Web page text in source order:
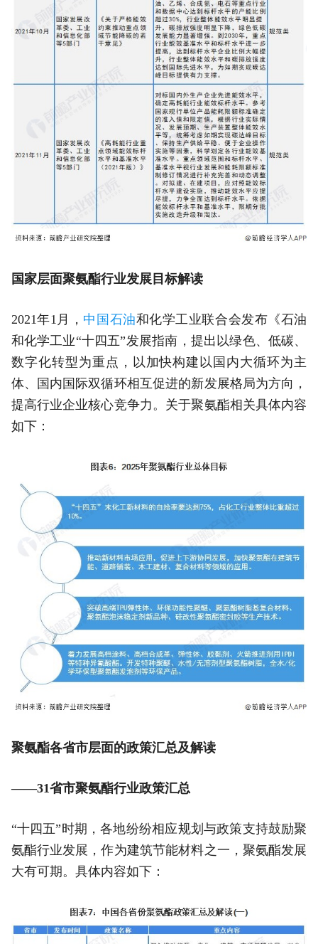
国家层面聚氨酯行业发展目标解读
2021年1月， 中国石油和化学工业联合会发布《石油
和化学工业“十四五”发展指南，提出以绿色、低碳、
数字化转型为重点，以加快构建以国内大循环为主
体、国内国际双循环相互促进的新发展格局为方向，
提高行业企业核心竞争力。关于聚氨酯相关具体内容
如下：
聚氨酯各省市层面的政策汇总及解读
——31省市聚氨酯行业政策汇总
“十四五”时期，各地纷纷相应规划与政策支持鼓励聚
氨酯行业发展，作为建筑节能材料之一，聚氨酯发展
大有可期。具体内容如下：